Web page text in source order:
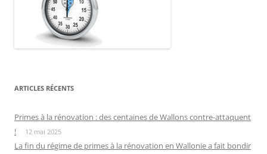
ARTICLES RÉCENTS
Primes à la rénovation : des centaines de Wallons contre-attaquent
!
12 mai 2025
La fin du régime de primes à la rénovation en Wallonie a fait bondir